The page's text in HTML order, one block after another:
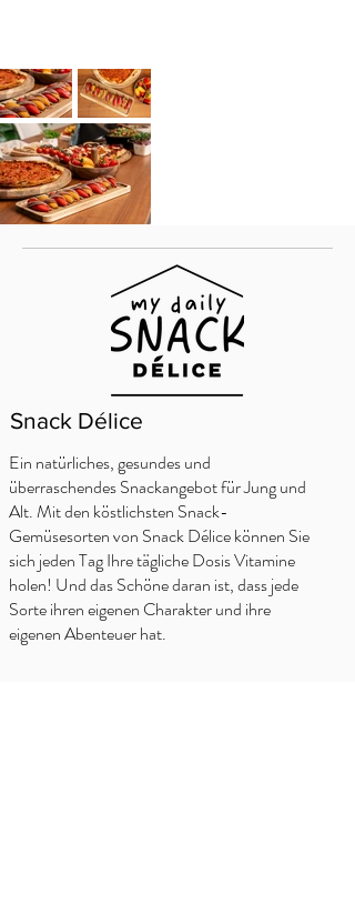
Snack Délice
Ein natürliches, gesundes und
überraschendes Snackangebot für Jung und
Alt. Mit den köstlichsten Snack-
Gemüsesorten von Snack Délice können Sie
sich jeden Tag Ihre tägliche Dosis Vitamine
holen! Und das Schöne daran ist, dass jede
Sorte ihren eigenen Charakter und ihre
eigenen Abenteuer hat.